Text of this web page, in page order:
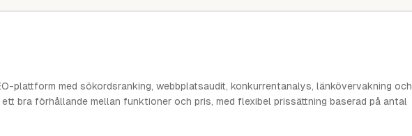
plattform med sökordsranking, webbplatsaudit, konkurrentanalys, länkövervakning och
bra förhållande mellan funktioner och pris, med flexibel prissättning baserad på antal